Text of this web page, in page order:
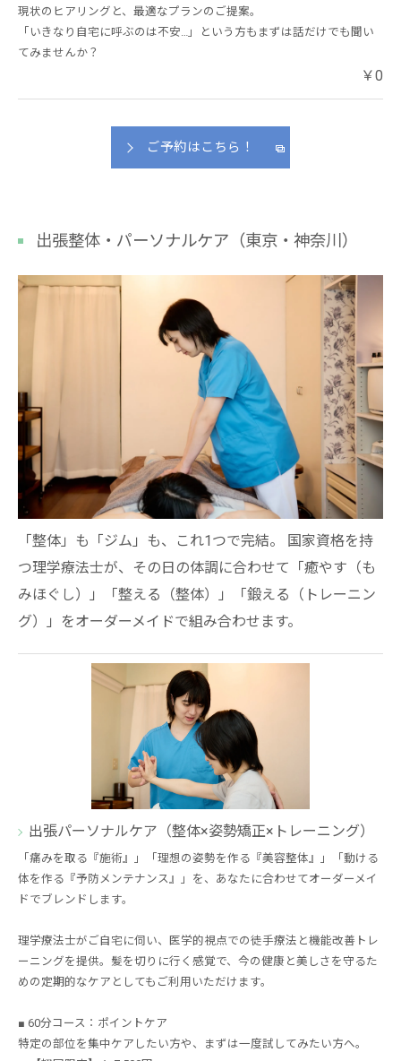
現状のヒアリングと、最適なプランのご提案。
「いきなり自宅に呼ぶのは不安…」という方もまずは話だけでも聞い
てみませんか？
￥0
ご予約はこちら！
出張整体・パーソナルケア（東京・神奈川）
「整体」も「ジム」も、これ1つで完結。 国家資格を持
つ理学療法士が、その日の体調に合わせて「癒やす（も
みほぐし）」「整える（整体）」「鍛える（トレーニン
グ）」をオーダーメイドで組み合わせます。
出張パーソナルケア（整体×姿勢矯正×トレーニング）
「痛みを取る『施術』」「理想の姿勢を作る『美容整体』」「動ける
体を作る『予防メンテナンス』」を、あなたに合わせてオーダーメイ
ドでブレンドします。
理学療法士がご自宅に伺い、医学的視点での徒手療法と機能改善トレ
ーニングを提供。髪を切りに行く感覚で、今の健康と美しさを守るた
めの定期的なケアとしてもご利用いただけます。
■ 60分コース：ポイントケア
特定の部位を集中ケアしたい方や、まずは一度試してみたい方へ。